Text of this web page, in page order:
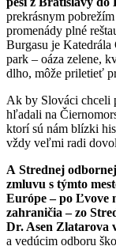
prekrásnym
promenády plné
Burgasu je
park – oáza zelene,
dlho, môže priletieť
Ak by Slováci chceli
hľadali na
ktorí sú nám blízki
vždy veľmi radi
A Strednej
zmluvu s týmto
Európe – po Ľvove
zahraničia – zo
Dr. Asen Zlatarova
a vedúcim odboru